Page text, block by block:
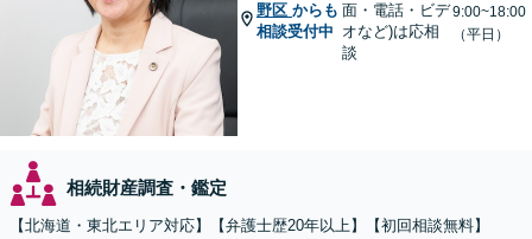
野区 からも
相談受付中
面・電話・ビデ
オなど)は応相
談
9:00~18:00
（平日）
相続財産調査・鑑定
【北海道・東北エリア対応】【弁護士歴20年以上】【初回相談無料】